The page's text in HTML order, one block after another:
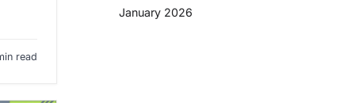
read
January 2026